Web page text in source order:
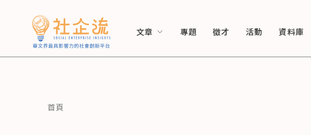
文章 專題 徵才 活動 資料庫
首頁